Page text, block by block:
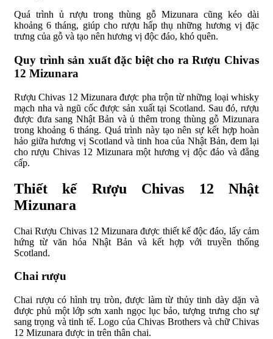
Quá trình ủ rượu trong thùng gỗ Mizunara cũng kéo dài
khoảng 6 tháng, giúp cho rượu hấp thụ những hương vị đặc
trưng của gỗ và tạo nên hương vị độc đáo, khó quên.
Quy trình sản xuất đặc biệt cho ra Rượu Chivas
12 Mizunara
Rượu Chivas 12 Mizunara được pha trộn từ những loại whisky
mạch nha và ngũ cốc được sản xuất tại Scotland. Sau đó, rượu
được đưa sang Nhật Bản và ủ thêm trong thùng gỗ Mizunara
trong khoảng 6 tháng. Quá trình này tạo nên sự kết hợp hoàn
hảo giữa hương vị Scotland và tinh hoa của Nhật Bản, đem lại
cho rượu Chivas 12 Mizunara một hương vị độc đáo và đẳng
cấp.
Thiết kế Rượu Chivas 12 Nhật
Mizunara
Chai Rượu Chivas 12 Mizunara được thiết kế độc đáo, lấy cảm
hứng từ văn hóa Nhật Bản và kết hợp với truyền thống
Scotland.
Chai rượu
Chai rượu có hình trụ tròn, được làm từ thủy tinh dày dặn và
được phủ một lớp sơn xanh ngọc lục bảo, tượng trưng cho sự
sang trọng và tinh tế. Logo của Chivas Brothers và chữ Chivas
12 Mizunara được in trên thân chai.